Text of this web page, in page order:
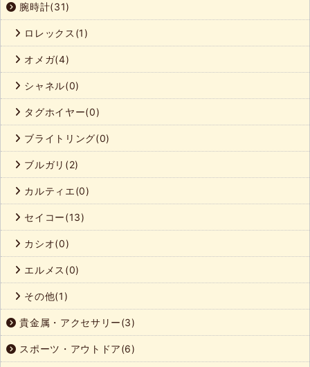
腕時計(31)
ロレックス(1)
オメガ(4)
シャネル(0)
タグホイヤー(0)
ブライトリング(0)
ブルガリ(2)
カルティエ(0)
セイコー(13)
カシオ(0)
エルメス(0)
その他(1)
貴金属・アクセサリー(3)
スポーツ・アウトドア(6)